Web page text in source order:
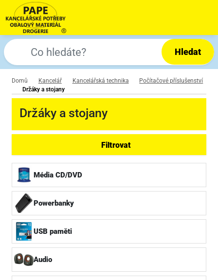
Hledat
Domů Kancelář Kancelářská technika
Počítačové příslušenství
Držáky a stojany
Držáky a stojany
Filtrovat
Média CD/DVD
Powerbanky
USB paměti
Audio